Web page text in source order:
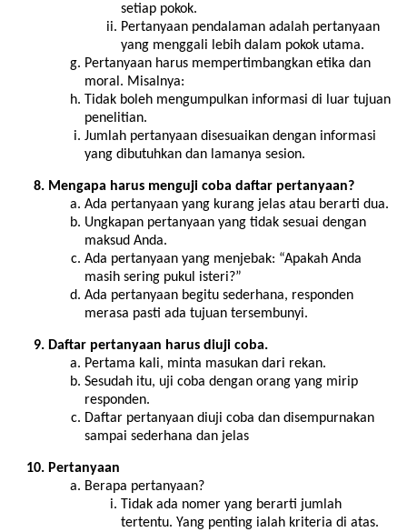
setiap pokok.
Pertanyaan pendalaman adalah pertanyaan
yang menggali lebih dalam pokok utama.
Pertanyaan harus mempertimbangkan etika dan
moral. Misalnya:
Tidak boleh mengumpulkan informasi di luar tujuan
penelitian.
Jumlah pertanyaan disesuaikan dengan informasi
yang dibutuhkan dan lamanya sesion.
Mengapa harus menguji coba daftar pertanyaan?
Ada pertanyaan yang kurang jelas atau berarti dua.
Ungkapan pertanyaan yang tidak sesuai dengan
maksud Anda.
Ada pertanyaan yang menjebak: “Apakah Anda
masih sering pukul isteri?”
Ada pertanyaan begitu sederhana, responden
merasa pasti ada tujuan tersembunyi.
Daftar pertanyaan harus diuji coba.
Pertama kali, minta masukan dari rekan.
Sesudah itu, uji coba dengan orang yang mirip
responden.
Daftar pertanyaan diuji coba dan disempurnakan
sampai sederhana dan jelas
Pertanyaan
Berapa pertanyaan?
Tidak ada nomer yang berarti jumlah
tertentu. Yang penting ialah kriteria di atas.